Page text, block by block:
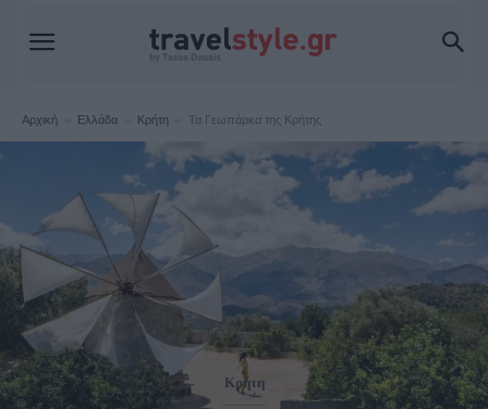
Αρχική Ελλάδα Κρήτη Τα Γεωπάρκα της Κρήτης
Κρήτη